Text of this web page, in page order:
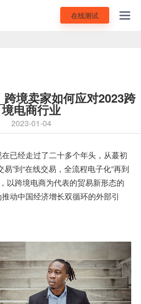
在线测试
境卖家如何应对2023跨
境电商行业
2023-01-04
已经走过了二十多个年头，从蕞初
易”到“在线交易，全流程电子化”再到
以跨境电商为代表的贸易新形态的
动中国经济增长双循环的外部引